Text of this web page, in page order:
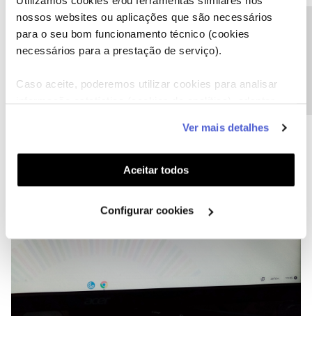
nossos websites ou aplicações que são necessários
para o seu bom funcionamento técnico (cookies
necessários para a prestação de serviço).
Caso aceite, poderemos utilizar cookies para analisar
funcionalidades (cookies de personalização e
funcionalidade) e adaptar anúncios aos seus interesses
(cookies de publicidade personalizada). Pode gerir a
utilização dos cookies clicando em "Configurar
Ver mais detalhes
Aceitar todos
Configurar cookies